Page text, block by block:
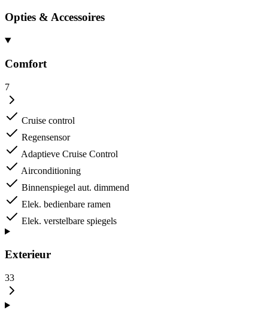
Opties & Accessoires
Comfort
7
Cruise control
Regensensor
Adaptieve Cruise Control
Airconditioning
Binnenspiegel aut. dimmend
Elek. bedienbare ramen
Elek. verstelbare spiegels
Exterieur
33